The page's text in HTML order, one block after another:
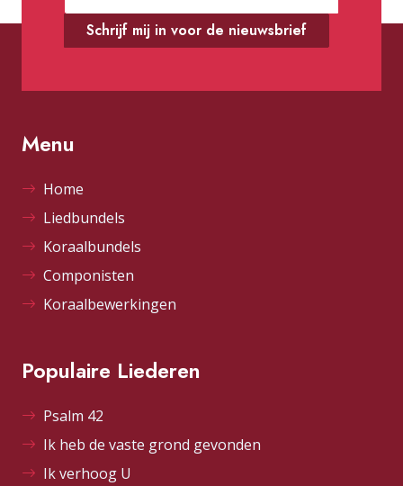
Schrijf mij in voor de nieuwsbrief
Menu
Home
Liedbundels
Koraalbundels
Componisten
Koraalbewerkingen
Populaire Liederen
Psalm 42
Ik heb de vaste grond gevonden
Ik verhoog U